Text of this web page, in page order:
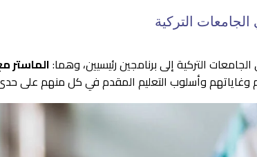
التركية
التركية إلى برنامجين رئيسيين، وهما:الماستر
وأسلوب التعليم المقدم في كل منهم على